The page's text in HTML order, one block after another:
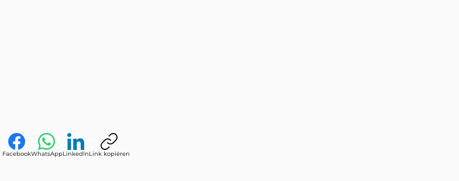
FacebookWhatsAppLinkedInLink kopiëren